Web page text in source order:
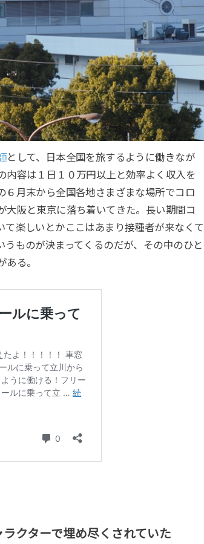
として、日本全国を旅するように働きなが
内容は１日１０万円以上と効率よく収入を
月末から全国各地さまざまな場所でコロ
大阪と東京に落ち着いてきた。長い期間コ
楽しいとかここはあまり接種者が来なくて
ものが決まってくるのだが、その中のひと
る。
クターで埋め尽くされていた